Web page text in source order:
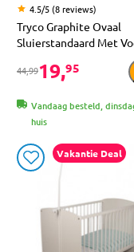
4.5/5 (8 reviews)
Tryco Graphite Ovaal
Sluierstandaard Met
44,9919,95
Vandaag besteld,
huis
Vakantie Deal